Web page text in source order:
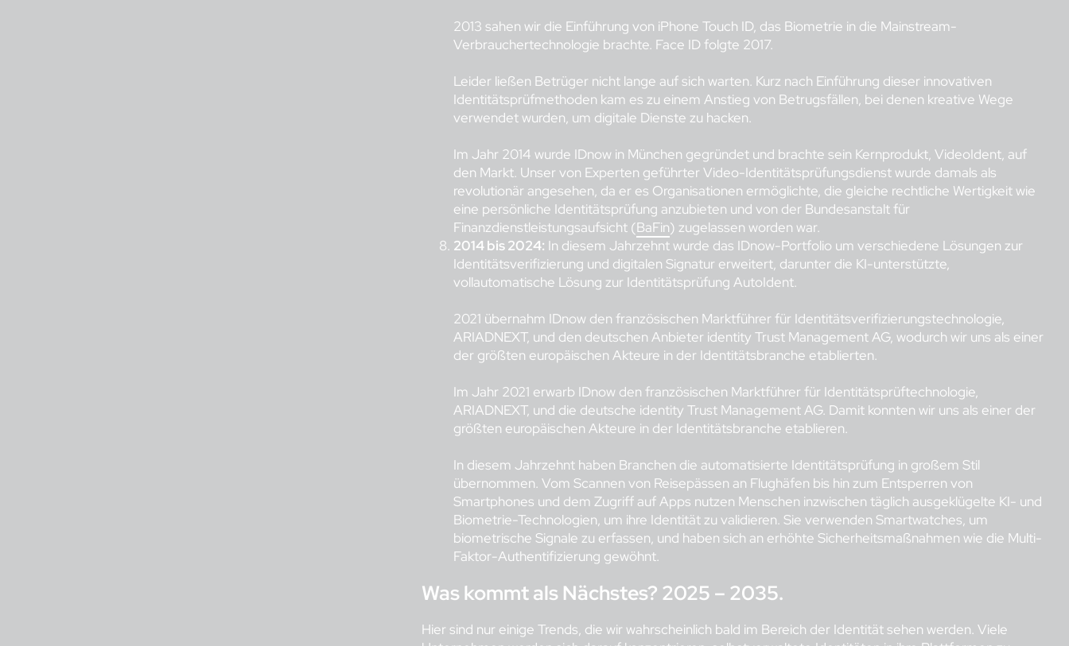
2013 sahen wir die Einführung von iPhone Touch ID, das Biometrie in die Mainstream-
Verbrauchertechnologie brachte. Face ID folgte 2017.
Leider ließen Betrüger nicht lange auf sich warten. Kurz nach Einführung dieser innovativen
Identitätsprüfmethoden kam es zu einem Anstieg von Betrugsfällen, bei denen kreative Wege
verwendet wurden, um digitale Dienste zu hacken.
Im Jahr 2014 wurde IDnow in München gegründet und brachte sein Kernprodukt, VideoIdent, auf
den Markt. Unser von Experten geführter Video-Identitätsprüfungsdienst wurde damals als
revolutionär angesehen, da er es Organisationen ermöglichte, die gleiche rechtliche Wertigkeit wie
eine persönliche Identitätsprüfung anzubieten und von der Bundesanstalt für
Finanzdienstleistungsaufsicht (BaFin) zugelassen worden war.
2014 bis 2024: In diesem Jahrzehnt wurde das IDnow-Portfolio um verschiedene Lösungen zur
Identitätsverifizierung und digitalen Signatur erweitert, darunter die KI-unterstützte,
vollautomatische Lösung zur Identitätsprüfung AutoIdent.
2021 übernahm IDnow den französischen Marktführer für Identitätsverifizierungstechnologie,
ARIADNEXT, und den deutschen Anbieter identity Trust Management AG, wodurch wir uns als einer
der größten europäischen Akteure in der Identitätsbranche etablierten.
Im Jahr 2021 erwarb IDnow den französischen Marktführer für Identitätsprüftechnologie,
ARIADNEXT, und die deutsche identity Trust Management AG. Damit konnten wir uns als einer der
größten europäischen Akteure in der Identitätsbranche etablieren.
In diesem Jahrzehnt haben Branchen die automatisierte Identitätsprüfung in großem Stil
übernommen. Vom Scannen von Reisepässen an Flughäfen bis hin zum Entsperren von
Smartphones und dem Zugriff auf Apps nutzen Menschen inzwischen täglich ausgeklügelte KI- und
Biometrie-Technologien, um ihre Identität zu validieren. Sie verwenden Smartwatches, um
biometrische Signale zu erfassen, und haben sich an erhöhte Sicherheitsmaßnahmen wie die Multi-
Faktor-Authentifizierung gewöhnt.
Was kommt als Nächstes? 2025 – 2035.
Hier sind nur einige Trends, die wir wahrscheinlich bald im Bereich der Identität sehen werden. Viele